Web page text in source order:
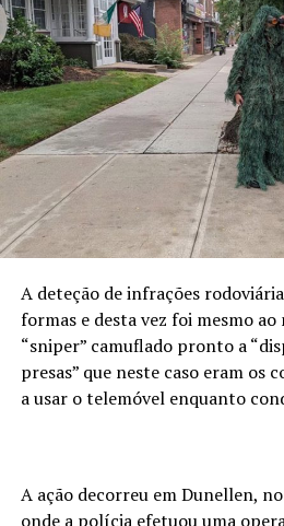
A deteção de infrações
formas e desta vez foi mesmo
“sniper” camuflado pronto a
presas” que neste caso eram os
a usar o telemóvel enquanto
A ação decorreu em Dunellen,
onde a polícia efetuou uma